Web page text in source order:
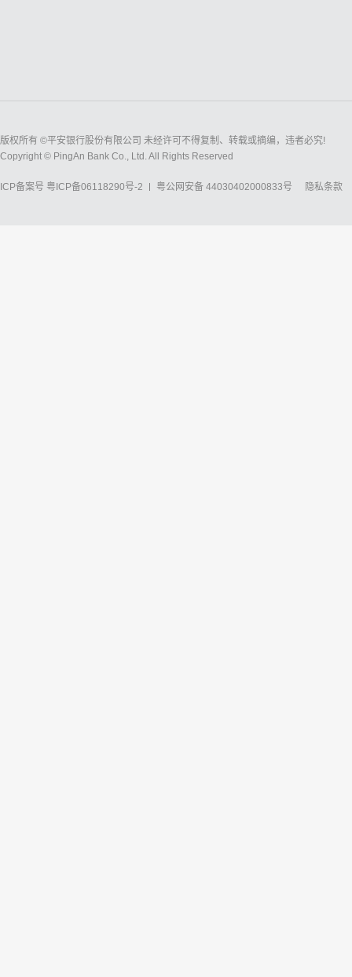
版权所有 ©平安银行股份有限公司 未经许可不得复制、转载或摘编，违者必究!
Copyright © PingAn Bank Co., Ltd. All Rights Reserved
ICP备案号 粤ICP备06118290号-2 粤公网安备 44030402000833号 隐私条款